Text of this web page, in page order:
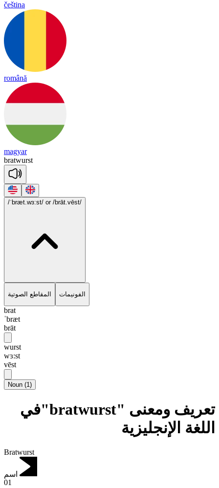
čeština
română
magyar
bratwurst
/ˈbræt.wɜ:st/ or /brāt.vēst/
المقاطع الصوتية الفونيمات
brat
ˈbræt
brāt
wurst
wɜ:st
vēst
Noun (1)
تعريف ومعنى "bratwurst"في
اللغة الإنجليزية
Bratwurst
اسم
01